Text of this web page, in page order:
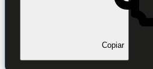
Copiar